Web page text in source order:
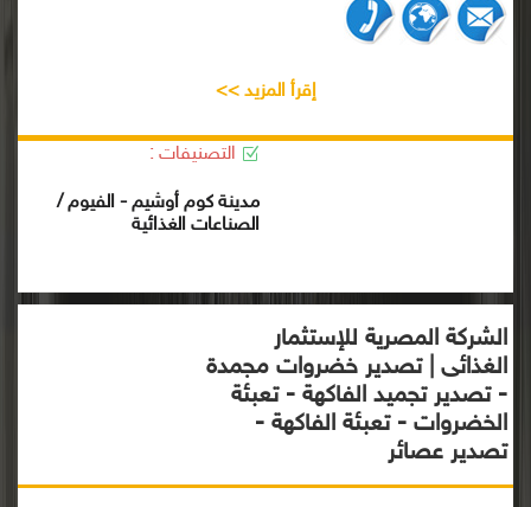
إقرأ المزيد >>
التصنيفات :
مدينة كوم أوشيم - الفيوم /
الصناعات الغذائية
الشركة المصرية للإستثمار
الغذائى | تصدير خضروات مجمدة
- تصدير تجميد الفاكهة - تعبئة
الخضروات - تعبئة الفاكهة -
تصدير عصائر